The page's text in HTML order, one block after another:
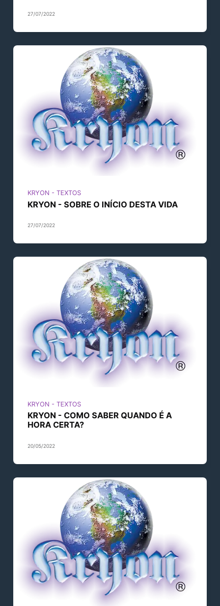
27/07/2022
KRYON - TEXTOS
KRYON - SOBRE O INÍCIO DESTA VIDA
27/07/2022
KRYON - TEXTOS
KRYON - COMO SABER QUANDO É A
HORA CERTA?
20/05/2022